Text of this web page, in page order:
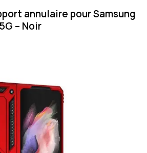
annulaire pour Samsung
– Noir